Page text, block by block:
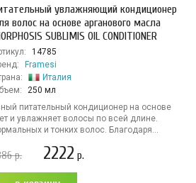
увлажняющий кондиционер
волос на основе арганового масла
SUBLIMIS OIL CONDITIONER
14785
Framesi
Италия
250 мл
питательный кондиционер на основе
и увлажняет волосы по всей длине.
и тонких волос. Благодаря...
р. 2222 р.